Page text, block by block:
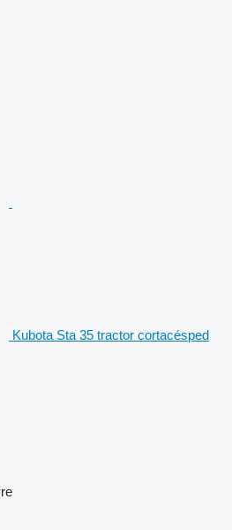
Kubota Sta 35 tractor cortacésped